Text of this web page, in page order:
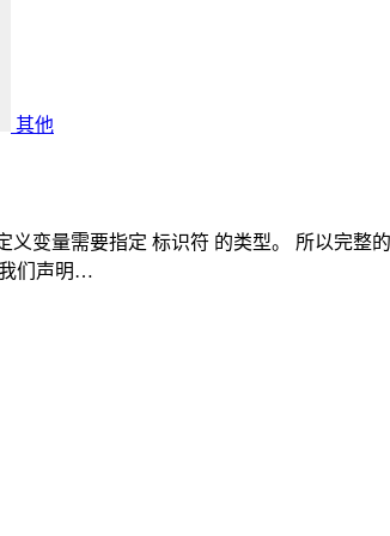
其他
义变量需要指定 标识符 的类型。 所以完
我们声明…